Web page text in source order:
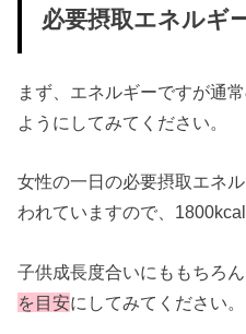
必要摂取エネルギ
まず、エネルギーですが通
ようにしてみてください。
女性の一日の必要摂取エネ
われていますので、
子供成長度合いにももちろん
を目安にしてみてください。